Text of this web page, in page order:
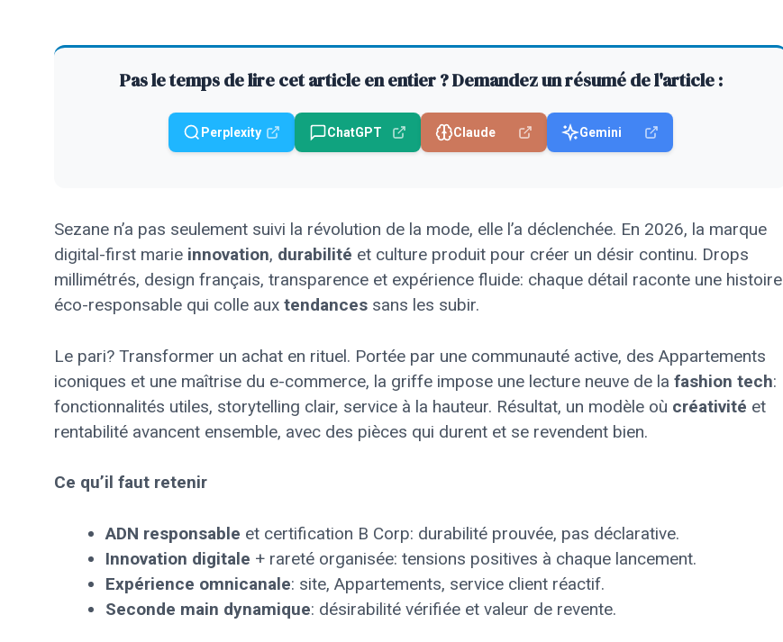
Pas le temps de lire cet article en entier ? Demandez un résumé de l'article :
Perplexity ChatGPT Claude Gemini
Sezane n’a pas seulement suivi la révolution de la mode, elle l’a déclenchée. En 2026, la marque
digital-first marie innovation, durabilité et culture produit pour créer un désir continu. Drops
millimétrés, design français, transparence et expérience fluide: chaque détail raconte une histoire
éco-responsable qui colle aux tendances sans les subir.
Le pari? Transformer un achat en rituel. Portée par une communauté active, des Appartements
iconiques et une maîtrise du e-commerce, la griffe impose une lecture neuve de la fashion tech:
fonctionnalités utiles, storytelling clair, service à la hauteur. Résultat, un modèle où créativité et
rentabilité avancent ensemble, avec des pièces qui durent et se revendent bien.
Ce qu’il faut retenir
ADN responsable et certification B Corp: durabilité prouvée, pas déclarative.
Innovation digitale + rareté organisée: tensions positives à chaque lancement.
Expérience omnicanale: site, Appartements, service client réactif.
Seconde main dynamique: désirabilité vérifiée et valeur de revente.